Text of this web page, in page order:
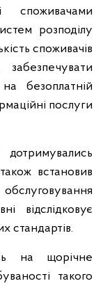
споживачами
розподілу
споживачів
безоплатній
послуги
встановив
відслідковує
стандартів.
на щорічне
такого